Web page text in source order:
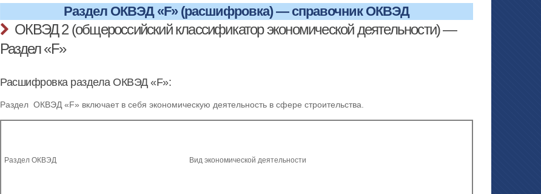
Раздел ОКВЭД «F» (расшифровка) — справочник ОКВЭД
ОКВЭД 2 (общероссийский классификатор экономической деятельности) —
Раздел «F»
Расшифровка раздела ОКВЭД «F»:
Раздел ОКВЭД «F» включает в себя экономическую деятельность в сфере строительства.
Раздел ОКВЭД Вид экономической деятельности